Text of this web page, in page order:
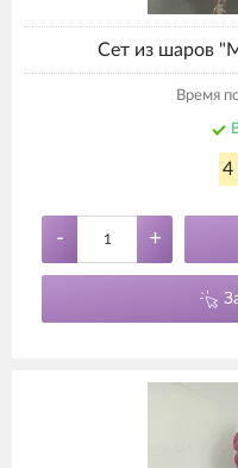
Сет из шаров
Время
4
- +